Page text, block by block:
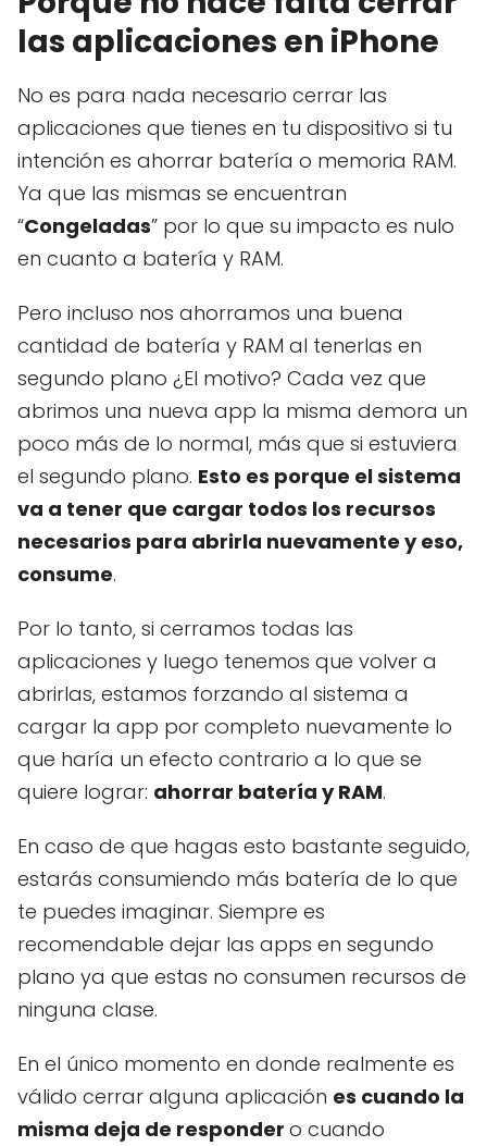
las aplicaciones en iPhone
No es para nada necesario cerrar las
aplicaciones que tienes en tu dispositivo si tu
intención es ahorrar batería o memoria RAM.
Ya que las mismas se encuentran
“Congeladas” por lo que su impacto es nulo
en cuanto a batería y RAM.
Pero incluso nos ahorramos una buena
cantidad de batería y RAM al tenerlas en
segundo plano ¿El motivo? Cada vez que
abrimos una nueva app la misma demora un
poco más de lo normal, más que si estuviera
el segundo plano. Esto es porque el sistema
va a tener que cargar todos los recursos
necesarios para abrirla nuevamente y eso,
consume.
Por lo tanto, si cerramos todas las
aplicaciones y luego tenemos que volver a
abrirlas, estamos forzando al sistema a
cargar la app por completo nuevamente lo
que haría un efecto contrario a lo que se
quiere lograr: ahorrar batería y RAM.
En caso de que hagas esto bastante seguido,
estarás consumiendo más batería de lo que
te puedes imaginar. Siempre es
recomendable dejar las apps en segundo
plano ya que estas no consumen recursos de
ninguna clase.
En el único momento en donde realmente es
válido cerrar alguna aplicación es cuando la
misma deja de responder o cuando